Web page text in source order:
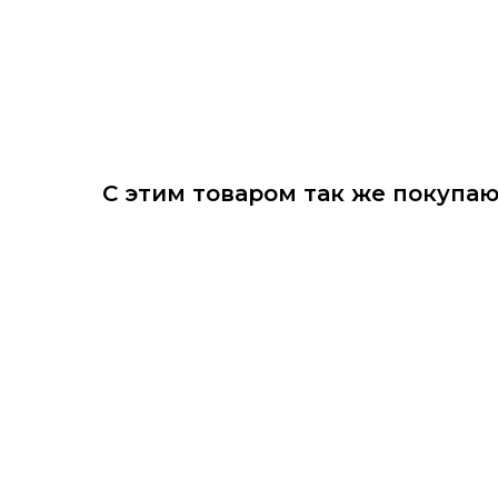
С этим товаром так же